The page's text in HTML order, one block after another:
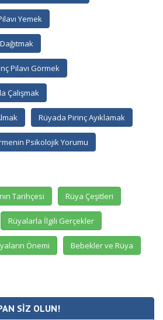
Yemek
Pilavı Görmek
Çalışmak
Rüyada Pirinç Ayıklamak
Psikolojik Yorumu
Tarihçesi Rüya Çeşitleri
Rüyalarla İlgili Gerçekler
Önemi Bebekler ve Rüya
SİZ OLUN!